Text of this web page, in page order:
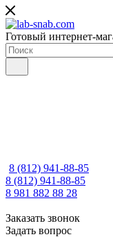
Готовый интернет-
8 (812) 941-88-85
8 (812) 941-88-85
8 981 882 88 28
Заказать звонок
Задать вопрос